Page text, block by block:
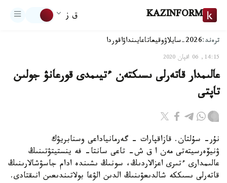
KAZINFORM ق ز
ترەند:2026-سايلاۋ وقيعاتاعايىنداۋاقوردا
14:15, 06 اقپان 2020
عالىمدار قاتەرلى ىسىكتەن ءتيىمدى قورعانۋ جولىن
تاپتى
نۇر- سۇلتان. قازاقپارات - گەرمانياداعى وسنابريۋك
ۋنيۆەرسيتەتى مەن ا ق ش- تاعى سانتا- فە ينستيتۋتىنىڭ
عالىمدارى ءتىرى اعزالاردىڭ، سونىڭ ىشىندە ادام جاسۋشالارىنىڭ
قاتەرلى ىسىككە شالدىعۋىنىڭ الدىن الۋعا بولاتىندىعىن انىقتادى.